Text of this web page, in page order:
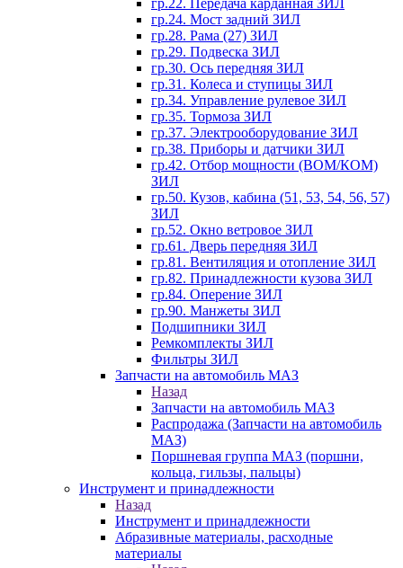
гр.22. Передача карданная ЗИЛ
гр.24. Мост задний ЗИЛ
гр.28. Рама (27) ЗИЛ
гр.29. Подвеска ЗИЛ
гр.30. Ось передняя ЗИЛ
гр.31. Колеса и ступицы ЗИЛ
гр.34. Управление рулевое ЗИЛ
гр.35. Тормоза ЗИЛ
гр.37. Электрооборудование ЗИЛ
гр.38. Приборы и датчики ЗИЛ
гр.42. Отбор мощности (ВОМ/КОМ)
ЗИЛ
гр.50. Кузов, кабина (51, 53, 54, 56, 57)
ЗИЛ
гр.52. Окно ветровое ЗИЛ
гр.61. Дверь передняя ЗИЛ
гр.81. Вентиляция и отопление ЗИЛ
гр.82. Принадлежности кузова ЗИЛ
гр.84. Оперение ЗИЛ
гр.90. Манжеты ЗИЛ
Подшипники ЗИЛ
Ремкомплекты ЗИЛ
Фильтры ЗИЛ
Запчасти на автомобиль МАЗ
Назад
Запчасти на автомобиль МАЗ
Распродажа (Запчасти на автомобиль
МАЗ)
Поршневая группа МАЗ (поршни,
кольца, гильзы, пальцы)
Инструмент и принадлежности
Назад
Инструмент и принадлежности
Абразивные материалы, расходные
материалы